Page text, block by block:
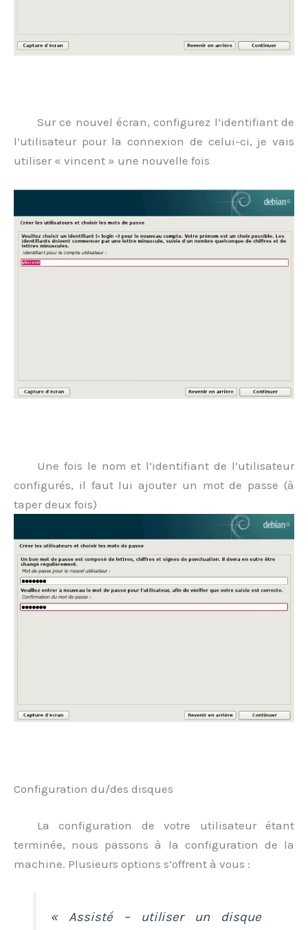
Sur ce nouvel écran, configurez l’identifiant de
l’utilisateur pour la connexion de celui-ci, je vais
utiliser « vincent » une nouvelle fois
Une fois le nom et l’identifiant de l’utilisateur
configurés, il faut lui ajouter un mot de passe (à
taper deux fois)
Configuration du/des disques
La configuration de votre utilisateur étant
terminée, nous passons à la configuration de la
machine. Plusieurs options s’offrent à vous :
« Assisté – utiliser un disque